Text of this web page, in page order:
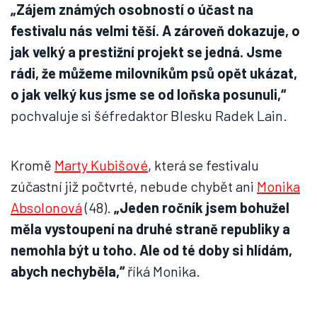
„Zájem známých osobností o účast na
festivalu nás velmi těší. A zároveň dokazuje, o
jak velký a prestižní projekt se jedná. Jsme
rádi, že můžeme milovníkům psů opět ukázat,
o jak velký kus jsme se od loňska posunuli,“
pochvaluje si šéfredaktor Blesku Radek Lain.
Kromě Marty Kubišové, která se festivalu
zúčastní již počtvrté, nebude chybět ani Monika
Absolonová(48). „Jeden ročník jsem bohužel
měla vystoupení na druhé straně republiky a
nemohla být u toho. Ale od té doby si hlídám,
abych nechyběla,“říká Monika.